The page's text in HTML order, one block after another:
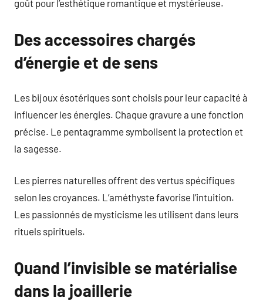
goût pour l’esthétique romantique et mystérieuse.
Des accessoires chargés
d’énergie et de sens
Les bijoux ésotériques sont choisis pour leur capacité à
influencer les énergies. Chaque gravure a une fonction
précise. Le pentagramme symbolisent la protection et
la sagesse.
Les pierres naturelles offrent des vertus spécifiques
selon les croyances. L’améthyste favorise l’intuition.
Les passionnés de mysticisme les utilisent dans leurs
rituels spirituels.
Quand l’invisible se matérialise
dans la joaillerie